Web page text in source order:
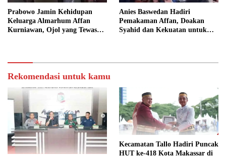
Prabowo Jamin Kehidupan
Keluarga Almarhum Affan
Kurniawan, Ojol yang Tewas
Anies Baswedan Hadiri
Pemakaman Affan, Doakan
Syahid dan Kekuatan untuk
Rekomendasi untuk kamu
Kecamatan Tallo Hadiri Puncak
HUT ke-418 Kota Makassar di